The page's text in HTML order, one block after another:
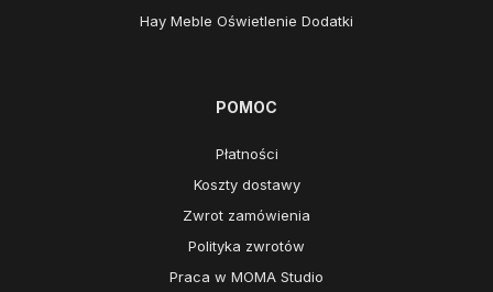
Hay Meble Oświetlenie Dodatki
POMOC
Płatności
Koszty dostawy
Zwrot zamówienia
Polityka zwrotów
Praca w MOMA Studio